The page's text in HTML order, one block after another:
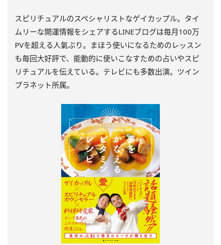
スピリチュアルのスペシャリストなゲイカップル。タイ
ムリーな開運情報をシェアするLINEブログは毎月100万
PVを超える人氣ぶり。まほう使いになるためのレッスン
も毎回大好評で、能動的に使いこなすための占いやスピ
リチュアルを伝えている。テレビにも多数出演。ツイン
プラネット所属。